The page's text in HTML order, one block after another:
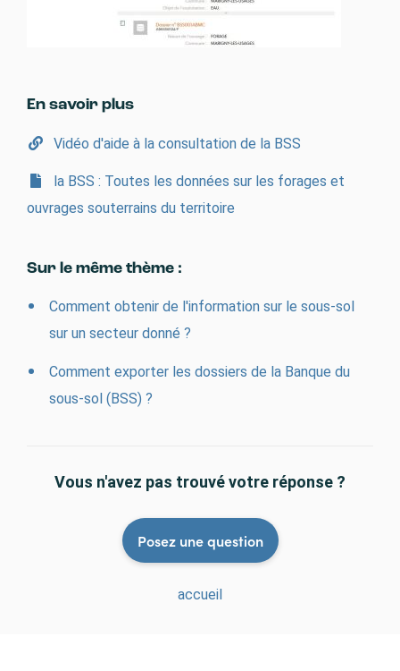
En savoir plus
Vidéo d'aide à la consultation de la BSS
la BSS : Toutes les données sur les forages et
ouvrages souterrains du territoire
Sur le même thème :
Comment obtenir de l'information sur le sous-sol
sur un secteur donné ?
Comment exporter les dossiers de la Banque du
sous-sol (BSS) ?
Vous n'avez pas trouvé votre réponse ?
Posez une question
accueil